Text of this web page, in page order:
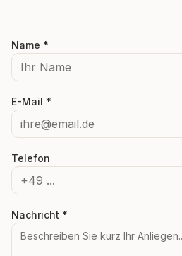
Name *
E-Mail *
Telefon
Nachricht *